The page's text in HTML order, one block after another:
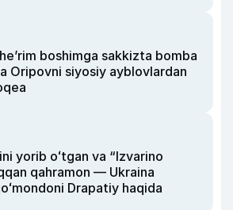
boshimga sakkizta bomba
Oripovni siyosiy ayblovlardan
yorib oʻtgan va “Izvarino
qahramon — Ukraina
Drapatiy haqida